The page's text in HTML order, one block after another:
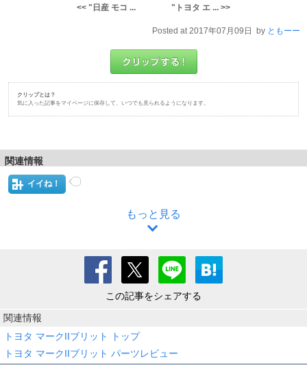
<< "日産 モコ ... "トヨタ エ ... >>
Posted at 2017年07月09日 by ともーー
クリップとは？
気に入った記事をマイページに保存して、いつでも見られるようになります。
関連情報
イイね！
もっと見る
この記事をシェアする
関連情報
トヨタ マークIIブリット トップ
トヨタ マークIIブリット パーツレビュー